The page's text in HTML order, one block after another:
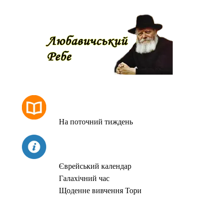
На поточний тиждень
Єврейський календар
Галахічний час
Щоденне вивчення Тори